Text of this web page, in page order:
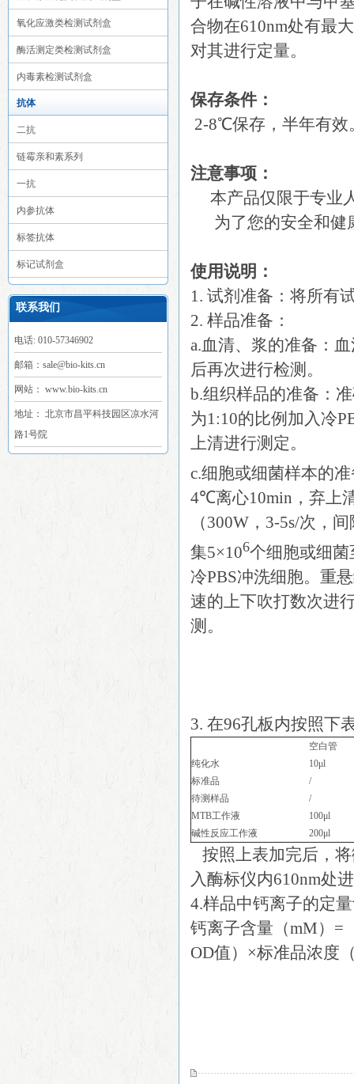
氧化应激类检测试剂盒
酶活测定类检测试剂盒
内毒素检测试剂盒
抗体
二抗
链霉亲和素系列
一抗
内参抗体
标签抗体
标记试剂盒
联系我们
电话: 010-57346902
邮箱：sale@bio-kits.cn
网站： www.bio-kits.cn
地址： 北京市昌平科技园区凉水河
路1号院
合物在610nm处有最
对其进行定量。
保存条件：
2-8℃保存，半年有效
注意事项：
本产品仅限于专业
为了您的安全和健
使用说明：
1. 试剂准备：将所有
2. 样品准备：
a.血清、浆的准备：
后再次进行检测。
b.组织样品的准备：
为1:10的比例加入冷
上清进行测定。
c.细胞或细菌样本的
4℃离心10min，弃上
（300W，3-5s/次，
集5×106个细胞或细
冷PBS冲洗细胞。重
速的上下吹打数次进
测。
3. 在96孔板内按照下
空白管
纯化水
10μl
标准品
/
待测样品
/
MTB工作液
100μl
碱性反应工作液
200μl
按照上表加完后，
入酶标仪内610nm处
4.样品中钙离子的定
钙离子含量（mM）=
OD值）×标准品浓度